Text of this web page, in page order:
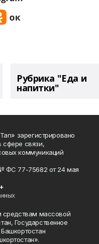
Рубрика "Еда и
напитки"
зарегистрировано
сфере связи,
коммуникаций
ФС 77-75682 от 24 мая
средствам массовой
Государственное